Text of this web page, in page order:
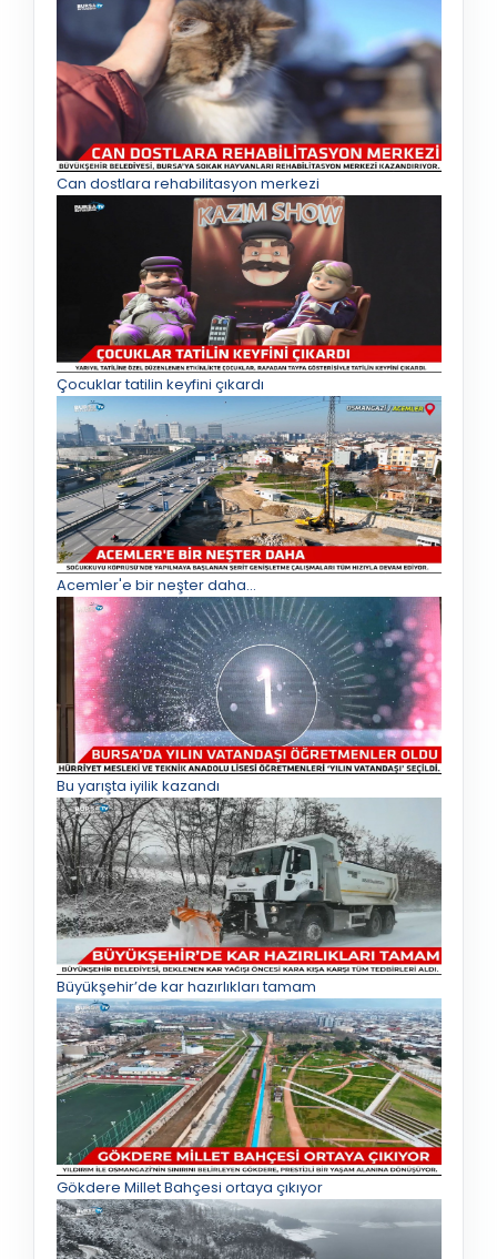
Can dostlara rehabilitasyon merkezi
Çocuklar tatilin keyfini çıkardı
Acemler'e bir neşter daha...
Bu yarışta iyilik kazandı
Büyükşehir’de kar hazırlıkları tamam
Gökdere Millet Bahçesi ortaya çıkıyor